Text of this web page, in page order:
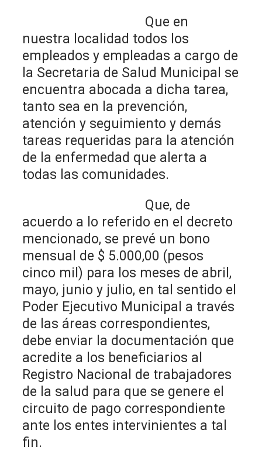
Que en
nuestra localidad todos los
empleados y empleadas a cargo de
la Secretaria de Salud Municipal se
encuentra abocada a dicha tarea,
tanto sea en la prevención,
atención y seguimiento y demás
tareas requeridas para la atención
de la enfermedad que alerta a
todas las comunidades.
Que, de
acuerdo a lo referido en el decreto
mencionado, se prevé un bono
mensual de $ 5.000,00 (pesos
cinco mil) para los meses de abril,
mayo, junio y julio, en tal sentido el
Poder Ejecutivo Municipal a través
de las áreas correspondientes,
debe enviar la documentación que
acredite a los beneficiarios al
Registro Nacional de trabajadores
de la salud para que se genere el
circuito de pago correspondiente
ante los entes intervinientes a tal
fin.